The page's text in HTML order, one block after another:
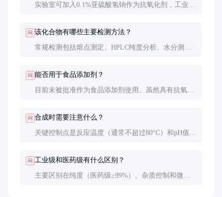
实验室可加入0.1%亚硫酸氢钠作为抗氧化剂，工业储
问 该化合物有哪些主要检测方法？
常规检测包括熔点测定、HPLC纯度分析、水分测定
问 能否用于食品添加剂？
目前未被批准作为食品添加剂使用。虽然具有抗氧化
问 合成时需要注意什么？
关键控制点是反应温度（通常不超过80°C）和pH值
问 工业级和医药级有什么区别？
主要区别在纯度（医药级≥99%）、杂质控制和微生